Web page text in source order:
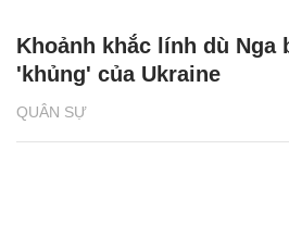
QUÂN SỰ
Khoảnh khắc lính dù Nga
'khủng' của Ukraine